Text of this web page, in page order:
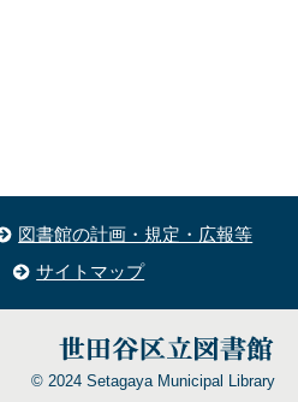
図書館の計画・規定・広報等
サイトマップ
© 2024 Setagaya Municipal Library